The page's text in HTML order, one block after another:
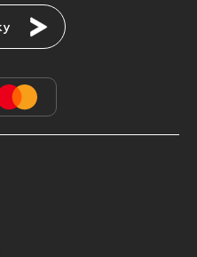
Подписаться